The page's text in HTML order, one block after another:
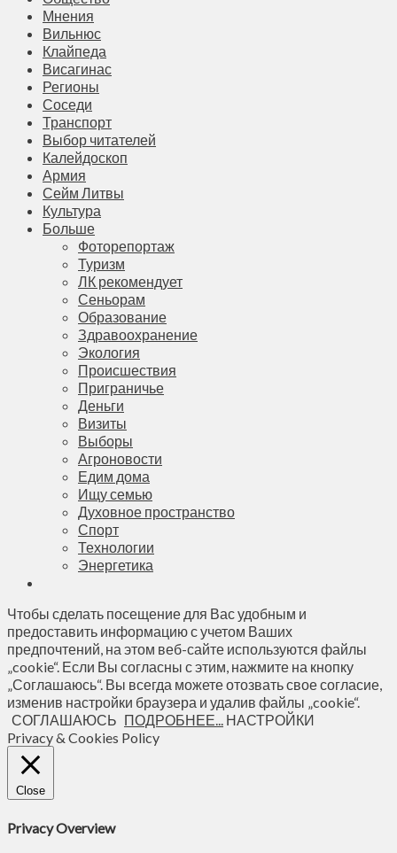
Мнения
Вильнюс
Клайпеда
Висагинас
Регионы
Соседи
Транспорт
Выбор читателей
Калейдоскоп
Армия
Сейм Литвы
Культура
Больше
Фоторепортаж
Туризм
ЛК рекомендует
Сеньорам
Образование
Здравоохранение
Экология
Происшествия
Приграничье
Деньги
Визиты
Выборы
Агроновости
Едим дома
Ищу семью
Духовное пространство
Спорт
Технологии
Энергетика
Чтобы сделать посещение для Вас удобным и
предоставить информацию с учетом Ваших
предпочтений, на этом веб-сайте используются файлы
„cookie“. Если Вы согласны с этим, нажмите на кнопку
„Соглашаюсь“. Вы всегда можете отозвать свое согласие,
изменив настройки браузера и удалив файлы „cookie“.
СОГЛАШАЮСЬ ПОДРОБНЕЕ... НАСТРОЙКИ
Privacy & Cookies Policy
Close
Privacy Overview